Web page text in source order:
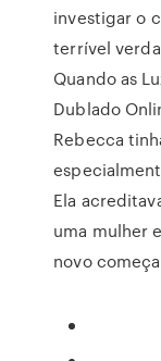
investigar o
terrível
Quando as
Dublado
Rebecca
Ela
uma mulher
novo